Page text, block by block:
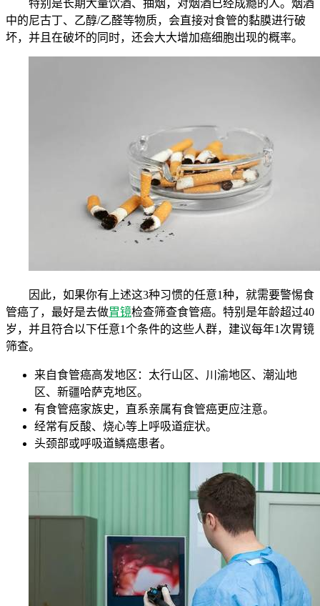
特别是长期大量饮酒、抽烟，对烟酒已经成瘾的人。烟酒
中的尼古丁、乙醇/乙醛等物质，会直接对食管的黏膜进行破
坏，并且在破坏的同时，还会大大增加癌细胞出现的概率。
因此，如果你有上述这3种习惯的任意1种，就需要警惕食
管癌了，最好是去做胃镜检查筛查食管癌。特别是年龄超过40
岁，并且符合以下任意1个条件的这些人群，建议每年1次胃镜
筛查。
来自食管癌高发地区：太行山区、川渝地区、潮汕地
区、新疆哈萨克地区。
有食管癌家族史，直系亲属有食管癌更应注意。
经常有反酸、烧心等上呼吸道症状。
头颈部或呼吸道鳞癌患者。